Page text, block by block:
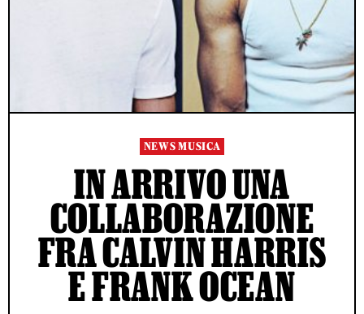
NEWS MUSICA
IN ARRIVO UNA
COLLABORAZIONE
FRA CALVIN HARRIS
E FRANK OCEAN